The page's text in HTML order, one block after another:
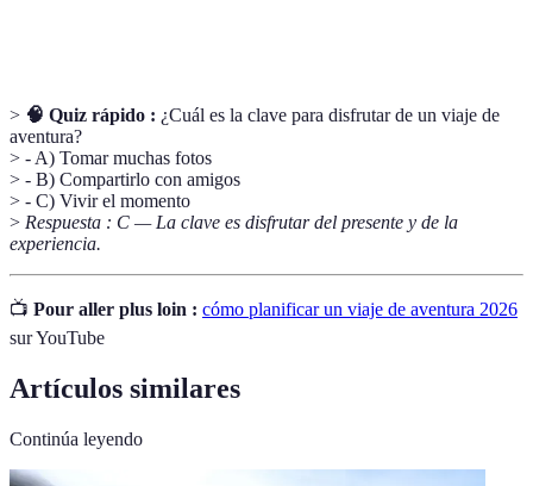
> 🧠 Quiz rápido : ¿Cuál es la clave para disfrutar de un viaje de
aventura?
> - A) Tomar muchas fotos
> - B) Compartirlo con amigos
> - C) Vivir el momento
> Respuesta : C — La clave es disfrutar del presente y de la
experiencia.
📺 Pour aller plus loin : cómo planificar un viaje de aventura 2026
sur YouTube
Artículos similares
Continúa leyendo